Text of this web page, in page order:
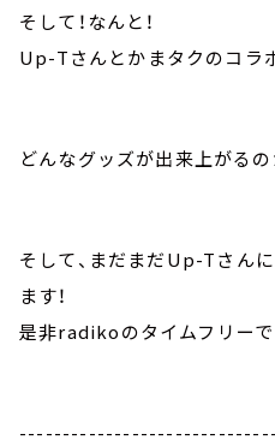
そして！なんと！
Up-Tさんとかまタクのコラ
どんなグッズが出来上がるの
そして、まだまだUp-Tさん
ます！
是非radikoのタイムフリーで